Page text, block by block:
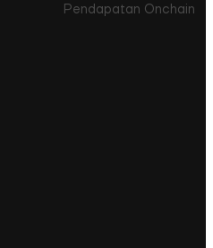
Pendapatan Onchain